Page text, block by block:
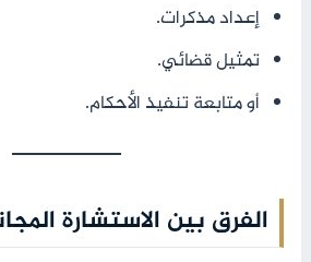
إعداد مذكرات.
تمثيل قضائي.
أو متابعة تنفيذ الأحكام.
الفرق بين الاستشارة